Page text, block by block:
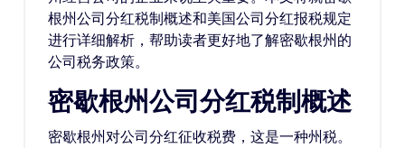
根州公司分红税制概述和美国公司分红报税规定
进行详细解析，帮助读者更好地了解密歇根州的
公司税务政策。
密歇根州公司分红税制概述
密歇根州对公司分红征收税费，这是一种州税。